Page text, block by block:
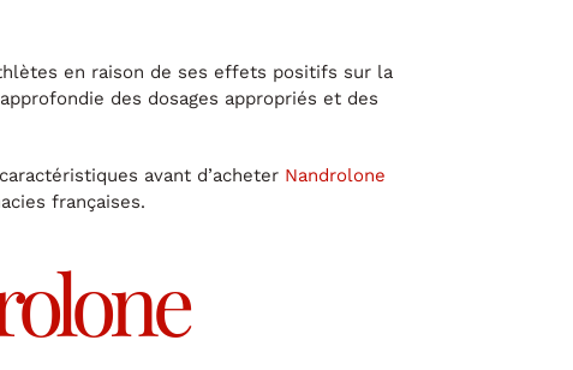
en raison de ses effets positifs sur la
des dosages appropriés et des
avant d’acheter Nandrolone
françaises.